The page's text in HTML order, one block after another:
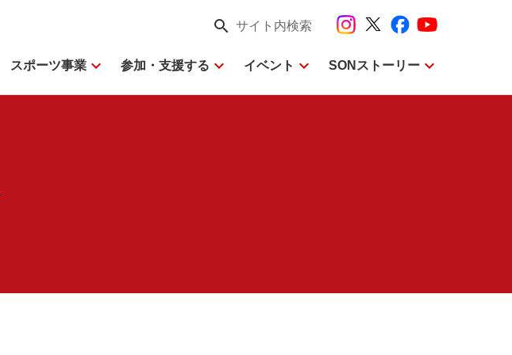
search サイト内検索
スポーツ事業 expand_more 参加・支援する expand_more イベント expand_more SONストーリー expand_more